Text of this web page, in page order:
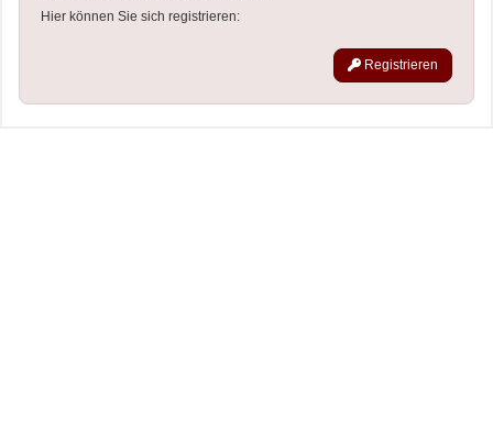
Hier können Sie sich registrieren:
Registrieren